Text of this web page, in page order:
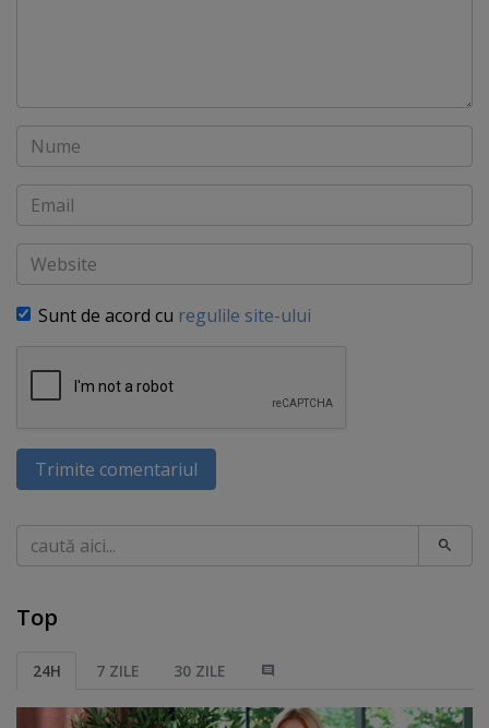
Nume
Email
Website
Sunt de acord cu regulile site-ului
Trimite comentariul
Caută
Top
24H 7 ZILE 30 ZILE